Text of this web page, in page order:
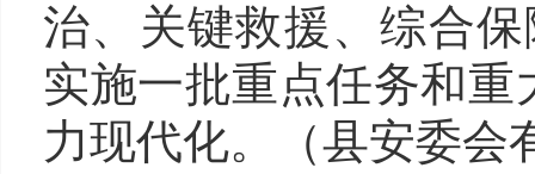
治、关键救援、综合
实施一批重点任务和
力现代化。（县安委会